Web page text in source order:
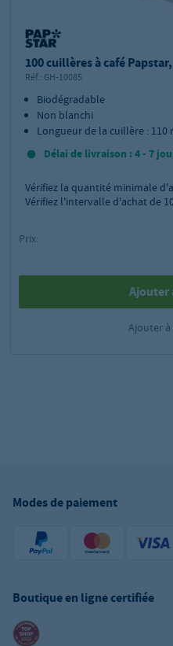
100 cuillères à café
Réf.: GH-10085
Biodégradable
Non blanchi
Longueur de la cuillère : 110
Délai de livraison : 4 - 7
Vérifiez la quantité minimale
Vérifiez l'intervalle d'achat de
Prix:
Ajouter
Ajouter à
Modes de paiement
Boutique en ligne certifiée